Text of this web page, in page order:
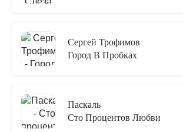
Сергей Трофимов
Город В Пробках
Паскаль
Сто Процентов Любви